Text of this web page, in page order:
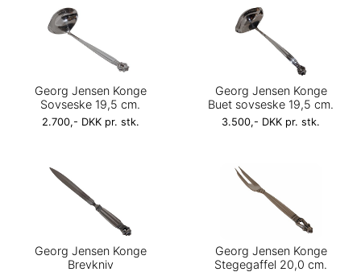
Georg Jensen Konge
Sovseske 19,5 cm.
2.700,- DKK pr. stk.
Georg Jensen Konge
Buet sovseske 19,5 cm.
3.500,- DKK pr. stk.
Georg Jensen Konge
Brevkniv
Georg Jensen Konge
Stegegaffel 20,0 cm.